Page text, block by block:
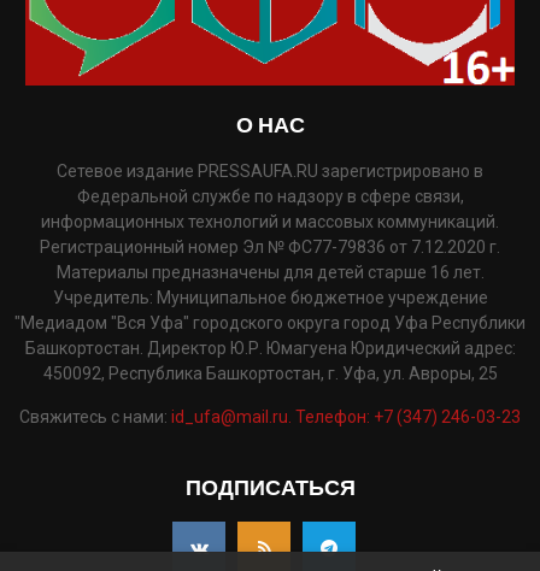
О НАС
Сетевое издание PRESSAUFA.RU зарегистрировано в
Федеральной службе по надзору в сфере связи,
информационных технологий и массовых коммуникаций.
Регистрационный номер Эл № ФС77-79836 от 7.12.2020 г.
Материалы предназначены для детей старше 16 лет.
Учредитель: Муниципальное бюджетное учреждение
"Медиадом "Вся Уфа" городского округа город Уфа Республики
Башкортостан. Директор Ю.Р. Юмагуена Юридический адрес:
450092, Республика Башкортостан, г. Уфа, ул. Авроры, 25
Свяжитесь с нами: id_ufa@mail.ru. Телефон: +7 (347) 246-03-23
ПОДПИСАТЬСЯ